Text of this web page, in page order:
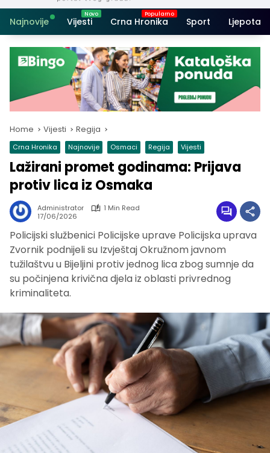
Najnovije Vijesti Crna Hronika Sport Ljepota i
Home Vijesti Regija
Crna Hronika Najnovije Osmaci Regija Vijesti
Lažirani promet godinama: Prijava
protiv lica iz Osmaka
Administrator
1 Min Read
17/06/2026
Policijski službenici Policijske uprave Policijska uprava
Zvornik podnijeli su Izvještaj Okružnom javnom
tužilaštvu u Bijeljini protiv jednog lica zbog sumnje da
su počinjena krivična djela iz oblasti privrednog
kriminaliteta.